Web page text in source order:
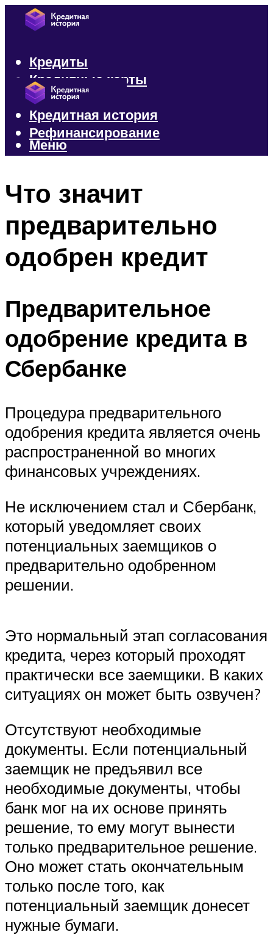
Кредиты
Кредитные карты
Микрозаймы
Кредитная история
Рефинансирование
Меню
Что значит
предварительно
одобрен кредит
Предварительное
одобрение кредита в
Сбербанке
Процедура предварительного
одобрения кредита является очень
распространенной во многих
финансовых учреждениях.
Не исключением стал и Сбербанк,
который уведомляет своих
потенциальных заемщиков о
предварительно одобренном
решении.
Это нормальный этап согласования
кредита, через который проходят
практически все заемщики. В каких
ситуациях он может быть озвучен?
Отсутствуют необходимые
документы. Если потенциальный
заемщик не предъявил все
необходимые документы, чтобы
банк мог на их основе принять
решение, то ему могут вынести
только предварительное решение.
Оно может стать окончательным
только после того, как
потенциальный заемщик донесет
нужные бумаги.